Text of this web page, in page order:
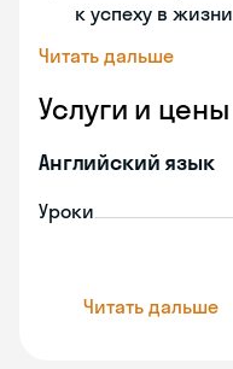
к успеху в жизни
Читать дальше
Услуги и цены
Английский язык
Уроки
Читать дальше